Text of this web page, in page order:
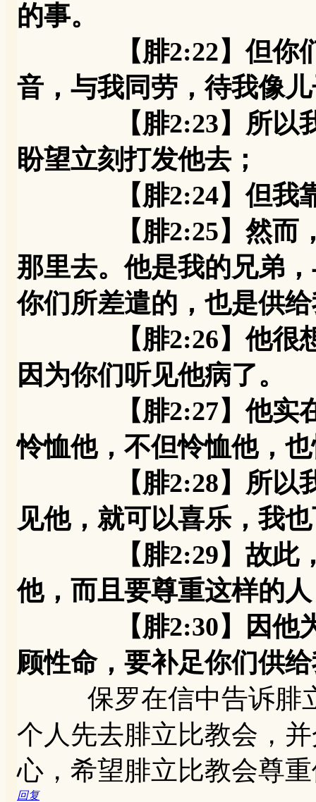
的事。
【腓2:22】但你们
音，与我同劳，待我像
【腓2:23】所以我
盼望立刻打发他去；
【腓2:24】但我靠
【腓2:25】然而，
那里去。他是我的兄弟
你们所差遣的，也是供
【腓2:26】他很想
因为你们听见他病了。
【腓2:27】他实在
怜恤他，不但怜恤他，
【腓2:28】所以我
见他，就可以喜乐，我
【腓2:29】故此，
他，而且要尊重这样的
【腓2:30】因他为
顾性命，要补足你们供
保罗在信中告诉腓立
个人先去腓立比教会，
心，希望腓立比教会尊
回复